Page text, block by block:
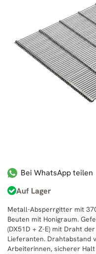
Bei WhatsApp teilen
Auf Lager
Metall-Absperrgitter mit
Beuten mit Honigraum.
(DX51D + Z-E) mit Draht
Lieferanten. Drahtabstand
Arbeiterinnen, sicherer